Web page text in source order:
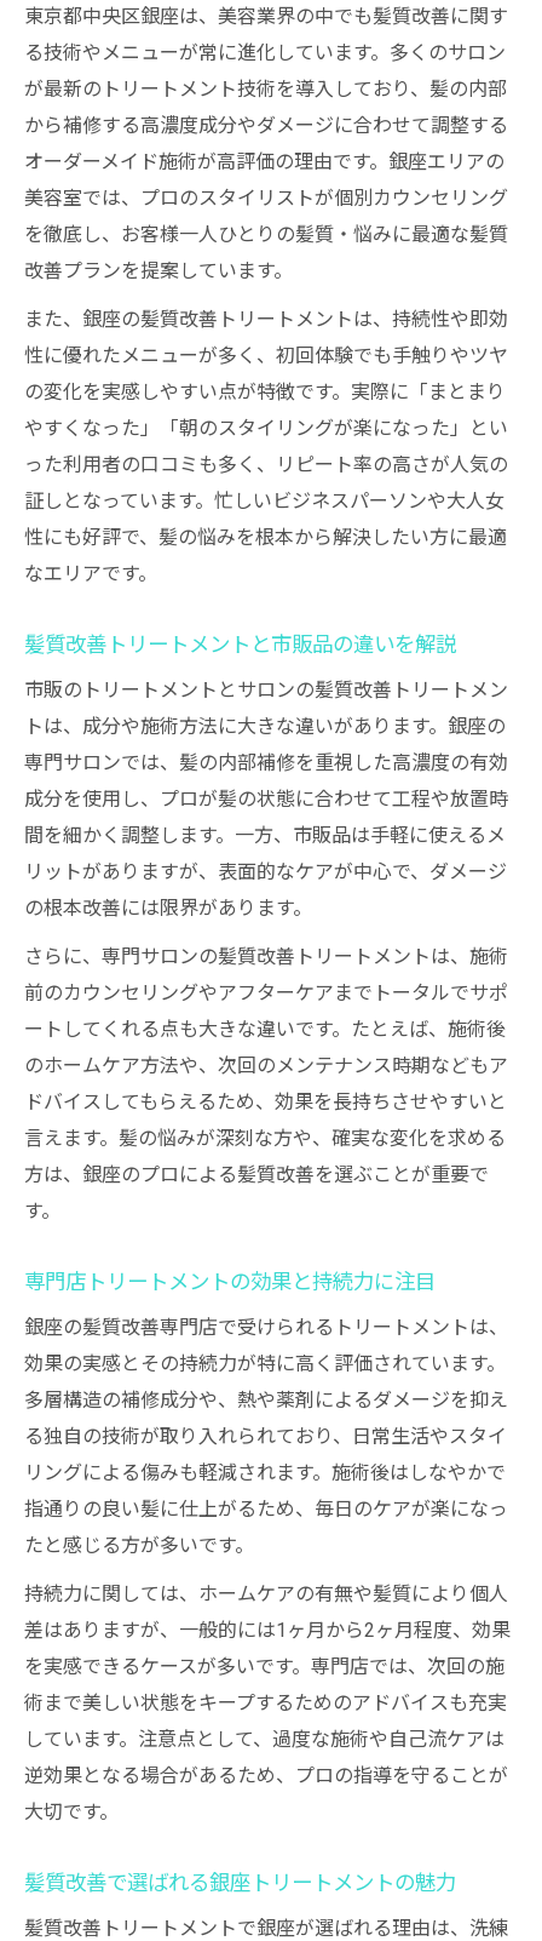
東京都中央区銀座は、美容業界の中でも髪質改善に関す
る技術やメニューが常に進化しています。多くのサロン
が最新のトリートメント技術を導入しており、髪の内部
から補修する高濃度成分やダメージに合わせて調整する
オーダーメイド施術が高評価の理由です。銀座エリアの
美容室では、プロのスタイリストが個別カウンセリング
を徹底し、お客様一人ひとりの髪質・悩みに最適な髪質
改善プランを提案しています。
また、銀座の髪質改善トリートメントは、持続性や即効
性に優れたメニューが多く、初回体験でも手触りやツヤ
の変化を実感しやすい点が特徴です。実際に「まとまり
やすくなった」「朝のスタイリングが楽になった」とい
った利用者の口コミも多く、リピート率の高さが人気の
証しとなっています。忙しいビジネスパーソンや大人女
性にも好評で、髪の悩みを根本から解決したい方に最適
なエリアです。
髪質改善トリートメントと市販品の違いを解説
市販のトリートメントとサロンの髪質改善トリートメン
トは、成分や施術方法に大きな違いがあります。銀座の
専門サロンでは、髪の内部補修を重視した高濃度の有効
成分を使用し、プロが髪の状態に合わせて工程や放置時
間を細かく調整します。一方、市販品は手軽に使えるメ
リットがありますが、表面的なケアが中心で、ダメージ
の根本改善には限界があります。
さらに、専門サロンの髪質改善トリートメントは、施術
前のカウンセリングやアフターケアまでトータルでサポ
ートしてくれる点も大きな違いです。たとえば、施術後
のホームケア方法や、次回のメンテナンス時期などもア
ドバイスしてもらえるため、効果を長持ちさせやすいと
言えます。髪の悩みが深刻な方や、確実な変化を求める
方は、銀座のプロによる髪質改善を選ぶことが重要で
す。
専門店トリートメントの効果と持続力に注目
銀座の髪質改善専門店で受けられるトリートメントは、
効果の実感とその持続力が特に高く評価されています。
多層構造の補修成分や、熱や薬剤によるダメージを抑え
る独自の技術が取り入れられており、日常生活やスタイ
リングによる傷みも軽減されます。施術後はしなやかで
指通りの良い髪に仕上がるため、毎日のケアが楽になっ
たと感じる方が多いです。
持続力に関しては、ホームケアの有無や髪質により個人
差はありますが、一般的には1ヶ月から2ヶ月程度、効果
を実感できるケースが多いです。専門店では、次回の施
術まで美しい状態をキープするためのアドバイスも充実
しています。注意点として、過度な施術や自己流ケアは
逆効果となる場合があるため、プロの指導を守ることが
大切です。
髪質改善で選ばれる銀座トリートメントの魅力
髪質改善トリートメントで銀座が選ばれる理由は、洗練